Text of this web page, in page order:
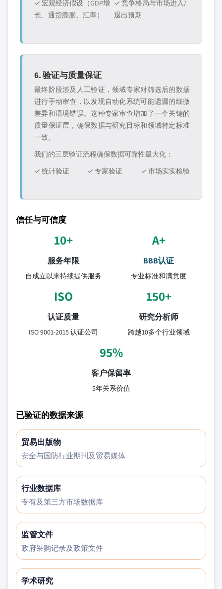
✓ 宏观经济假设（GDP增
长、通货膨胀、汇率）
✓ 竞争格局与市场进入/
退出预期
6. 验证与质量保证
最终阶段涉及人工验证，领域专家对筛选后的数据
进行手动审查，以发现自动化系统可能遗漏的细微
差异和语境错误。这种专家审查增加了一个关键的
质量保证层，确保数据与研究目标和领域特定标准
一致。
我们的三层验证流程确保数据可靠性最大化：
✓ 统计验证
✓ 专家验证 ✓ 市场实实检验
信任与可信度
10+
服务年限
自成立以来持续提供服务
A+
BBB认证
专业标准和满意度
ISO
认证质量
ISO 9001-2015 认证公司
150+
研究分析师
跨越10多个行业领域
95%
客户保留率
5年关系价值
已验证的数据来源
贸易出版物
安全与国防行业期刊及贸易媒体
行业数据库
专有及第三方市场数据库
监管文件
政府采购记录及政策文件
学术研究